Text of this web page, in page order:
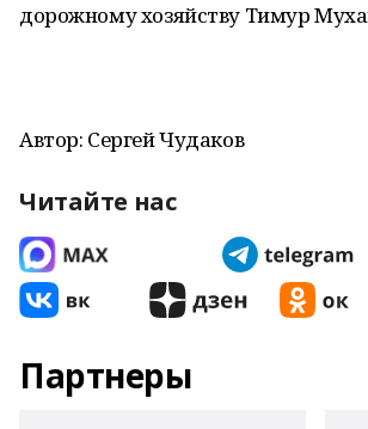
дорожному хозяйству Тимур
Автор: Сергей Чудаков
Читайте нас
Партнеры